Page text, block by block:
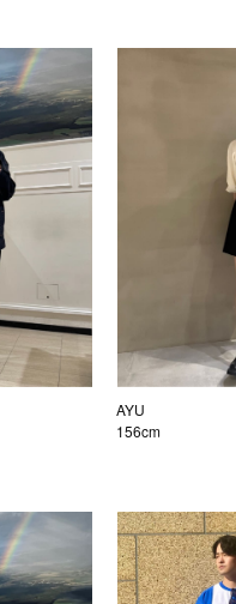
AYU
156cm